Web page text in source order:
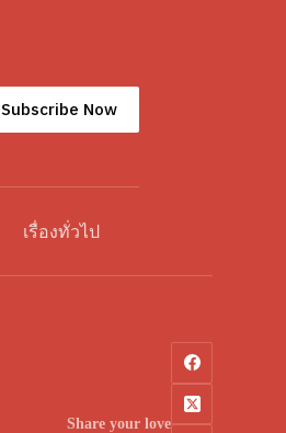
Subscribe Now
เรื่องทั่วไป
Share your love